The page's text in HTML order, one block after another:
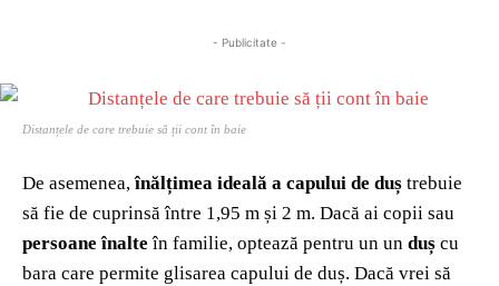
- Publicitate -
Distanțele de care trebuie să ții cont în baie
De asemenea,înălțimea ideală a capului de duș trebuie
să fie de cuprinsă între 1,95 m și 2 m. Dacă ai copii sau
persoane înalte în familie, optează pentru un un duș cu
bara care permite glisarea capului de duș. Dacă vrei să